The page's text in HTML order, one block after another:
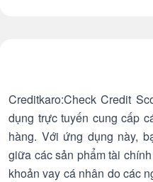
Creditkaro:Check Credit
dụng trực tuyến cung cấp
hàng. Với ứng dụng này,
giữa các sản phẩm tài
khoản vay cá nhân do các